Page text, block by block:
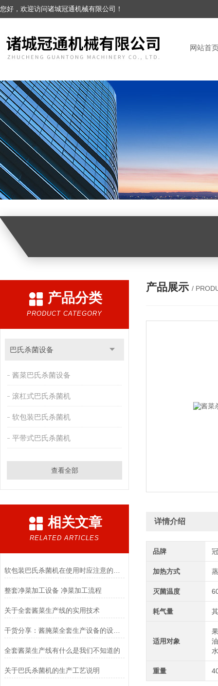
您好，欢迎访问诸城冠通机械有限公司！
网站首
产品分类
PRODUCT CATEGORY
巴氏杀菌设备
酱菜巴氏杀菌设备
滚杠式巴氏杀菌机
软包装巴氏杀菌机
平带式巴氏杀菌机
查看全部
相关文章
RELATED ARTICLES
整套净菜加工设备 净菜加工流程
关于全套酱菜生产线的实用技术
干货分享：酱腌菜全套生产设备的设计要求
全套酱菜生产线有什么是我们不知道的
关于巴氏杀菌机的生产工艺说明
产品展示 /
详情介绍
品牌
加热方式
灭菌温度
耗气量
适用对象
重量